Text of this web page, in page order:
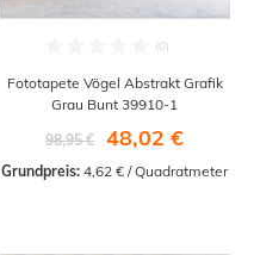
Fototapete Vögel Abstrakt Grafik
Grau Bunt 39910-1
98,95 €
48,02 €
Grundpreis: 4,62 € / Quadratmeter